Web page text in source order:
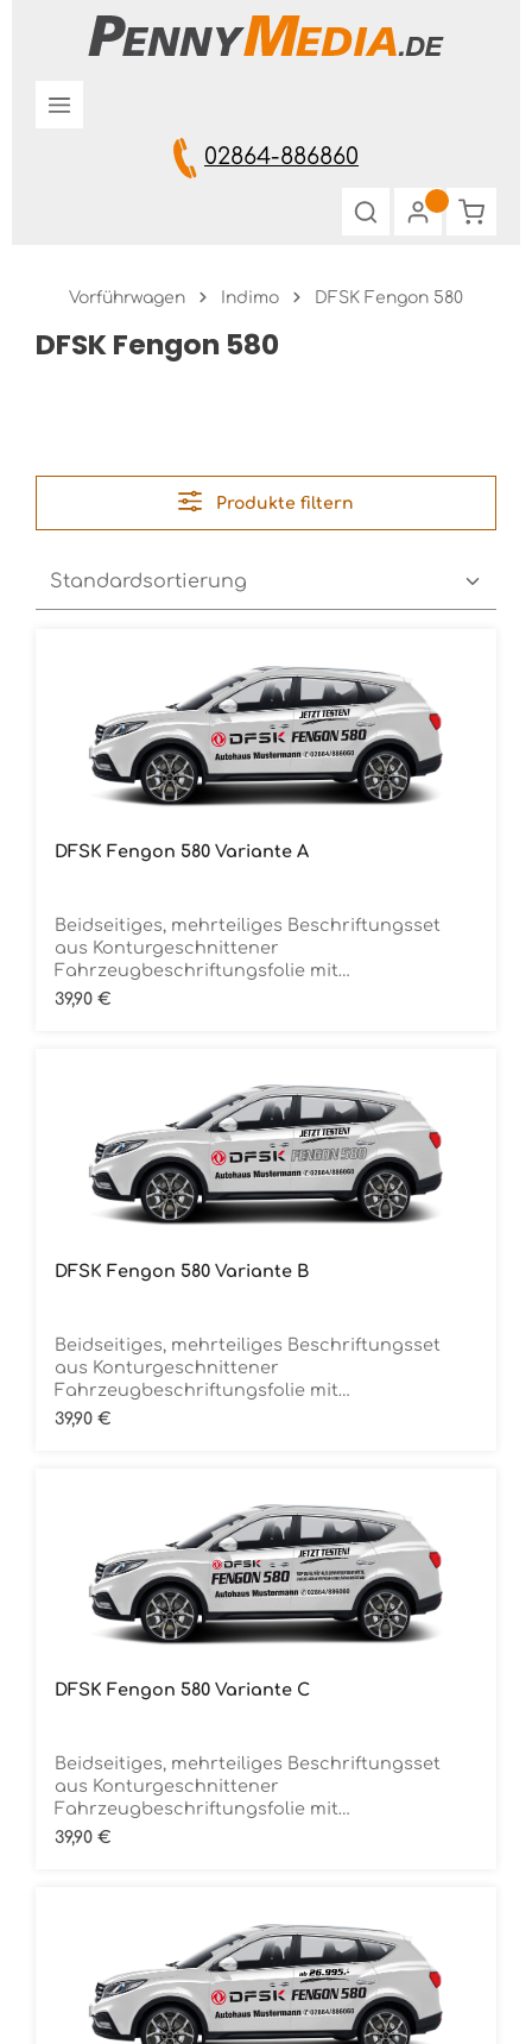
Zum Hauptinhalt springen
02864-886860
Vorführwagen Indimo DFSK Fengon 580
DFSK Fengon 580
Produkte filtern
DFSK Fengon 580 Variante A
Beidseitiges, mehrteiliges Beschriftungsset
aus Konturgeschnittener
Fahrzeugbeschriftungsfolie mit
ÜbertragungstapeDie Folie ist Rückstandsfrei
Regulärer Preis:
39,90 €
DFSK Fengon 580 Variante B
Beidseitiges, mehrteiliges Beschriftungsset
aus Konturgeschnittener
Fahrzeugbeschriftungsfolie mit
ÜbertragungstapeDie Folie ist Rückstandsfrei
Regulärer Preis:
39,90 €
DFSK Fengon 580 Variante C
Beidseitiges, mehrteiliges Beschriftungsset
aus Konturgeschnittener
Fahrzeugbeschriftungsfolie mit
ÜbertragungstapeDie Folie ist Rückstandsfrei
Regulärer Preis:
39,90 €